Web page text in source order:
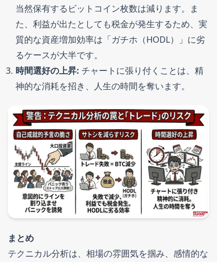
当然保有するビットコイン枚数は減ります。ま
た、利益が出たとしても税金が発生するため、実
質的な資産増加効率は「ガチホ（HODL）」に劣
るケースが大半です。
時間選好の上昇: チャートに張り付くことは、精
神的な消耗を招き、人生の時間を奪います。
まとめ
テクニカル分析は、相場の雰囲気を掴み、感情的な